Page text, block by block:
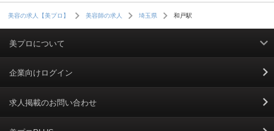
美容の求人【美プロ】 美容師の求人 埼玉県 和戸駅
美プロについて
利用規約
掲載規約
企業向けログイン
求人掲載のお問い合わせ